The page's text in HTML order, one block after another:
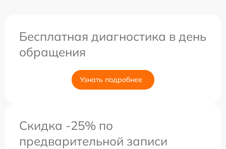
Бесплатная диагностика в день
обращения
Узнать подробнее
Скидка -25% по
предварительной записи